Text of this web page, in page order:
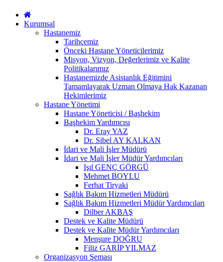
Kurumsal
Hastanemiz
Tarihçemiz
Önceki Hastane Yöneticilerimiz
Misyon, Vizyon, Değerlerimiz ve Kalite
Politikalarımız
Hastanemizde Asistanlık Eğitimini
Tamamlayarak Uzman Olmaya Hak Kazanan
Hekimlerimiz
Hastane Yönetimi
Hastane Yöneticisi / Başhekim
Başhekim Yardımcısı
Dr. Eray YAZ
Dr. Sibel AY KALKAN
İdari ve Mali İşler Müdürü
İdari ve Mali İşler Müdür Yardımcıları
Işıl GENÇ GÖRGÜ
Mehmet BOYLU
Ferhat Tiryaki
Sağlık Bakım Hizmetleri Müdürü
Sağlık Bakım Hizmetleri Müdür Yardımcıları
Dilber AKBAŞ
Destek ve Kalite Müdürü
Destek ve Kalite Müdür Yardımcıları
Menşure DOĞRU
Filiz GARİP YILMAZ
Organizasyon Şeması